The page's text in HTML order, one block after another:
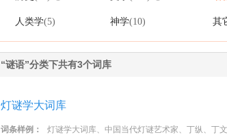
人类学(5) 神学(10) 其
“谜语”分类下共有3个词库
灯谜学大词库
词条样例：
灯谜学大词库、中国当代灯谜艺术家、丁纵、丁